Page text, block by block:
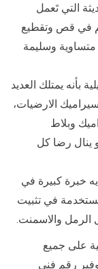
التي تَعمل
في قص وتقطيع
وسليمة
بأنه يمتلك العديد
الارضيات،
وبلاط
ينال رضا كل
خبرة كبيرة في
في تثبيت
الرمل والاسمنت.
على جميع
رقم فني